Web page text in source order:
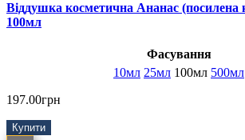
Віддушка косметична Ананас (посилена
100мл
Фасування
10мл 25мл 100мл 500мл
197.00грн
Купити